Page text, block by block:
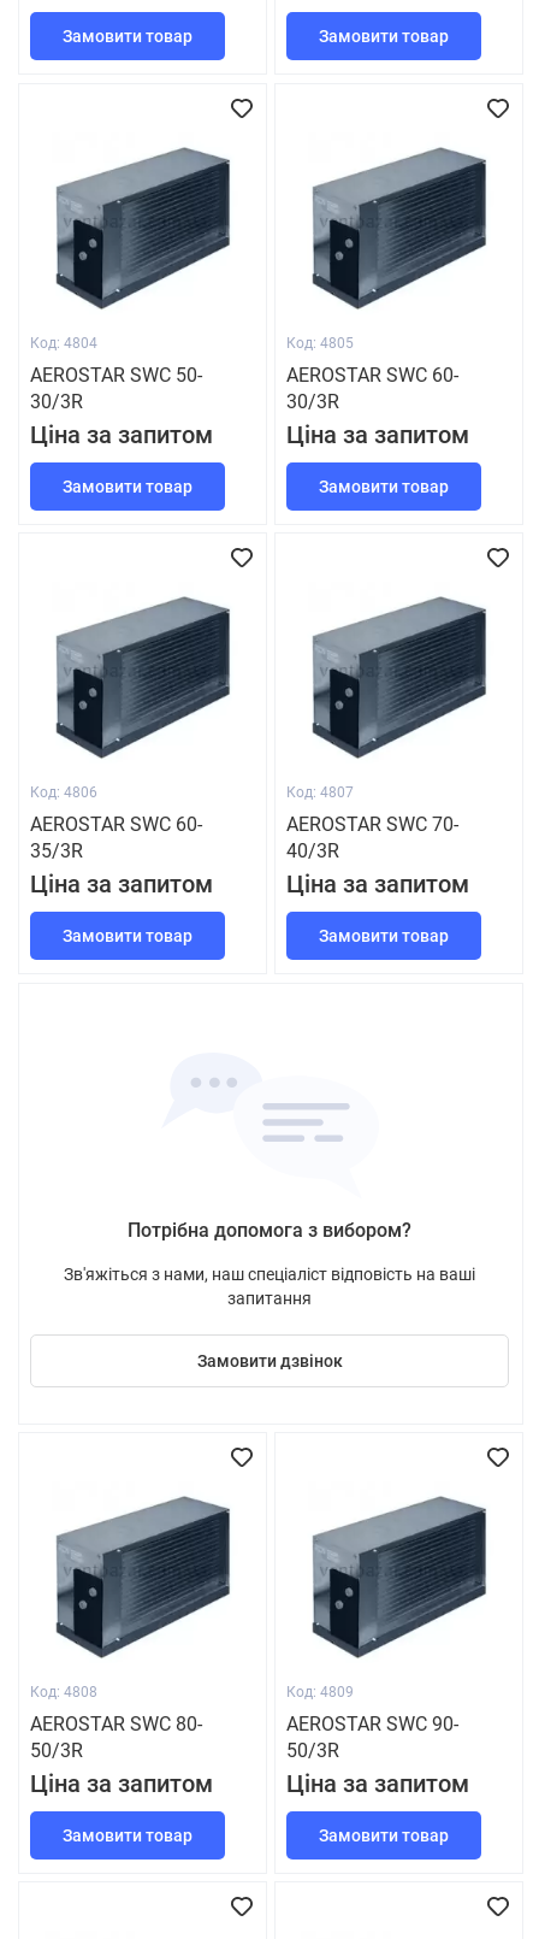
Замовити товар Замовити товар
Код: 4804
AEROSTAR SWC 50-
30/3R
Ціна за запитом
Замовити товар
Код: 4805
AEROSTAR SWC 60-
30/3R
Ціна за запитом
Замовити товар
Код: 4806
AEROSTAR SWC 60-
35/3R
Ціна за запитом
Замовити товар
Код: 4807
AEROSTAR SWC 70-
40/3R
Ціна за запитом
Замовити товар
Потрібна допомога з вибором?
Зв'яжіться з нами, наш спеціаліст відповість на ваші
запитання
Замовити дзвінок
Код: 4808
AEROSTAR SWC 80-
50/3R
Ціна за запитом
Замовити товар
Код: 4809
AEROSTAR SWC 90-
50/3R
Ціна за запитом
Замовити товар